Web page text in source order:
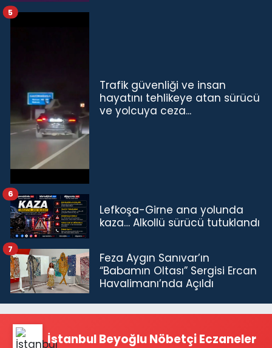
Trafik güvenliği ve insan
hayatını tehlikeye atan sürücü
ve yolcuya ceza...
5
Lefkoşa-Girne ana yolunda
kaza… Alkollü sürücü tutuklandı
6
Feza Aygın Sanıvar’ın
“Babamın Oltası” Sergisi Ercan
Havalimanı’nda Açıldı
7
İstanbul Beyoğlu Nöbetçi Eczaneler